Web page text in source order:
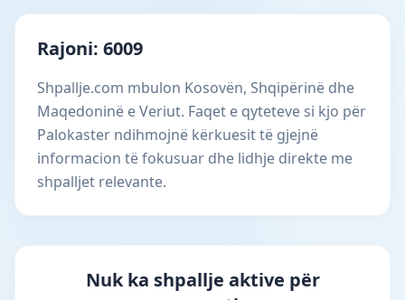
Rajoni: 6009
Shpallje.com mbulon Kosovën, Shqipërinë dhe
Maqedoninë e Veriut. Faqet e qyteteve si kjo për
Palokaster ndihmojnë kërkuesit të gjejnë
informacion të fokusuar dhe lidhje direkte me
shpalljet relevante.
Nuk ka shpallje aktive për